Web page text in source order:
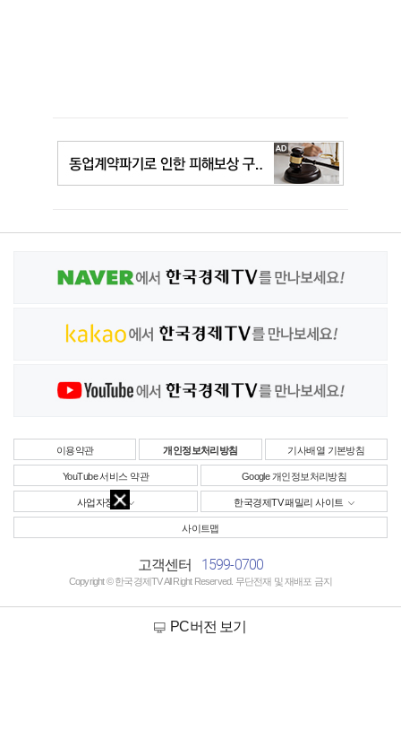
이용약관 개인정보처리방침 기사배열 기본방침
YouTube 서비스 약관 Google 개인정보처리방침
사업자정보 한국경제TV 패밀리 사이트
사이트맵
고객센터 1599-0700
Copyright © 한국경제TV All Right Reserved. 무단전재 및 재배포 금지
PC버전 보기